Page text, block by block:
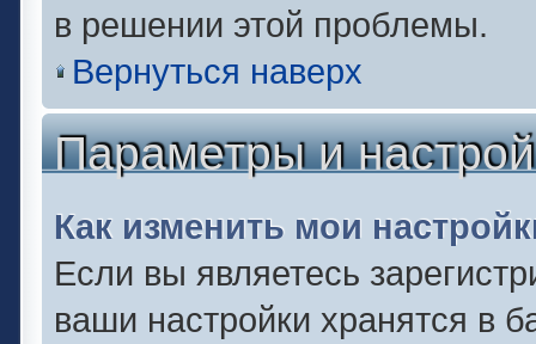
в решении этой проблемы.
Вернуться наверх
Параметры и
Как изменить мои
Если вы являетесь
ваши настройки хранятся в